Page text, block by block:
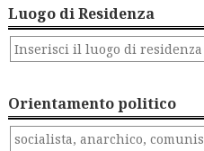
Luogo di Residenza
Orientamento politico